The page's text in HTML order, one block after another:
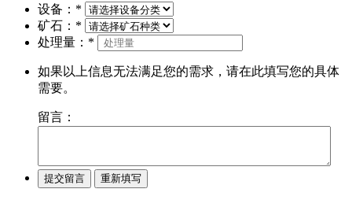
设备： *
矿石： *
处理量： *
如果以上信息无法满足您的需求，请在此填写您的具体
需要。
留言：